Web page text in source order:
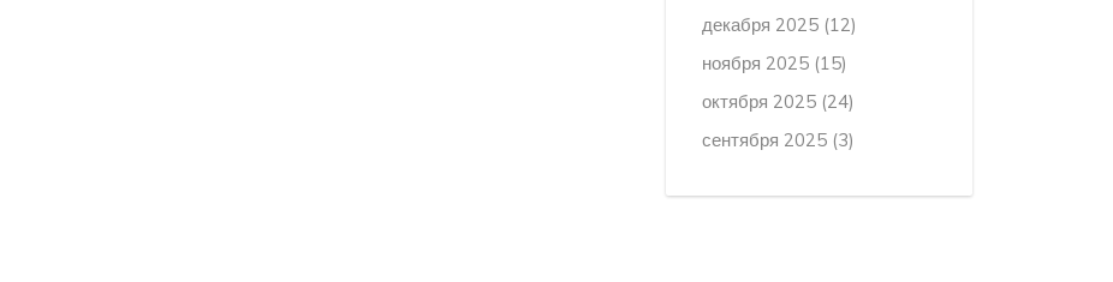
декабря 2025 (12)
ноября 2025 (15)
октября 2025 (24)
сентября 2025 (3)